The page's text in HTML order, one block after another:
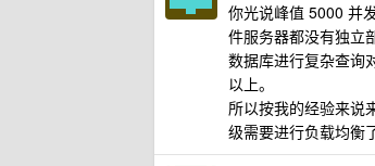
你光说峰值 5000 并
件服务器都没有独立
数据库进行复杂查询
以上。
所以按我的经验来说
级需要进行负载均衡